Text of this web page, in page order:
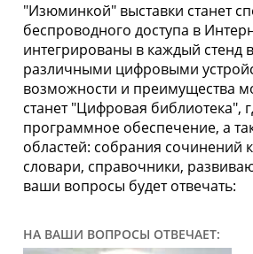
"Изюминкой" выставки станет
беспроводного доступа в
интегрированы в каждый стенд
различными цифровыми
возможности и преимущества
станет "Цифровая библиотека",
программное обеспечение, а
областей: собрания сочинений
словари, справочники,
ваши вопросы будет отвечать:
НА ВАШИ ВОПРОСЫ ОТВЕЧАЕТ: